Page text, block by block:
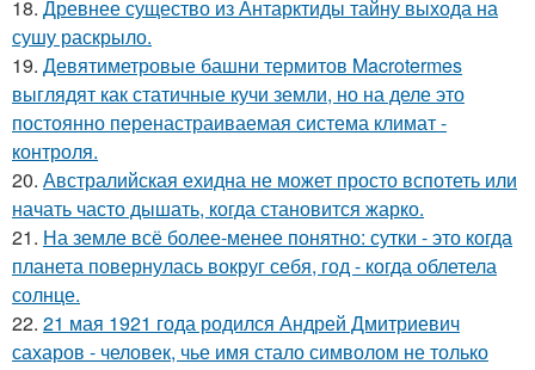
18. Древнее существо из Антарктиды тайну выхода на
сушу раскрыло.
19. Девятиметровые башни термитов Macrotermes
выглядят как статичные кучи земли, но на деле это
постоянно перенастраиваемая система климат -
контроля.
20. Австралийская ехидна не может просто вспотеть или
начать часто дышать, когда становится жарко.
21. На земле всё более-менее понятно: сутки - это когда
планета повернулась вокруг себя, год - когда облетела
солнце.
22. 21 мая 1921 года родился Андрей Дмитриевич
сахаров - человек, чье имя стало символом не только